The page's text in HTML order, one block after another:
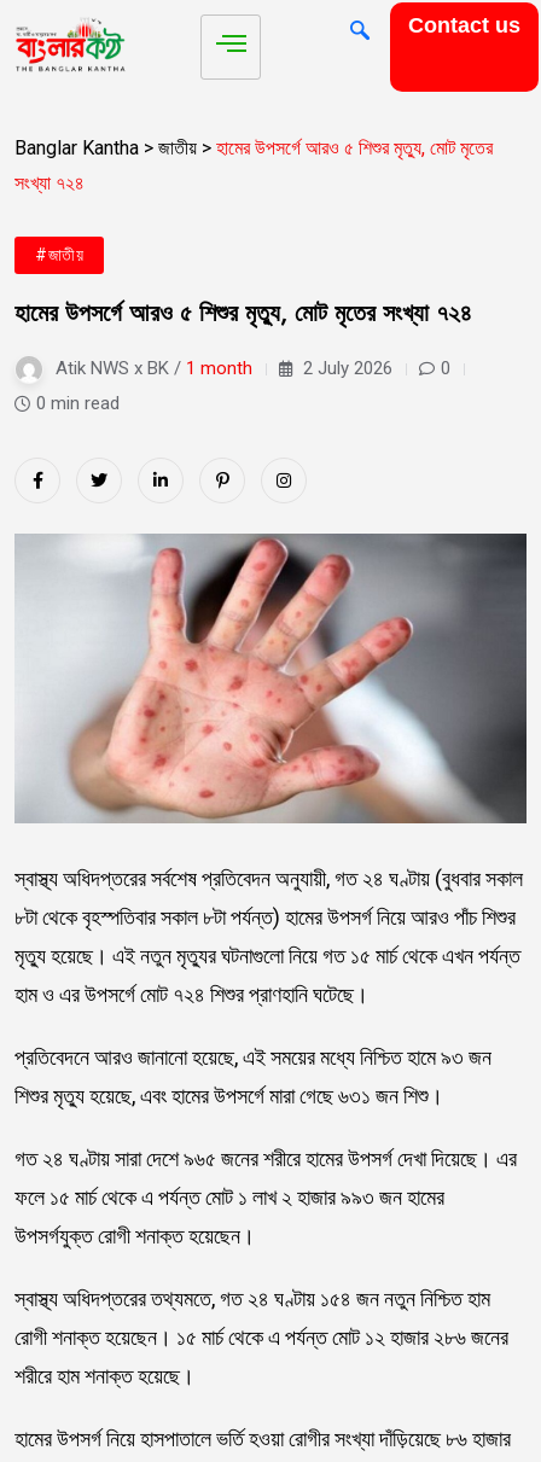
Contact us
Banglar Kantha > জাতীয় > হামের উপসর্গে আরও ৫ শিশুর মৃত্যু, মোট মৃতের
সংখ্যা ৭২৪
#জাতীয়
হামের উপসর্গে আরও ৫ শিশুর মৃত্যু, মোট মৃতের সংখ্যা ৭২৪
Atik NWS x BK / 1 month 2 July 2026
0
0 min read
স্বাস্থ্য অধিদপ্তরের সর্বশেষ প্রতিবেদন অনুযায়ী, গত ২৪ ঘণ্টায় (বুধবার সকাল
৮টা থেকে বৃহস্পতিবার সকাল ৮টা পর্যন্ত) হামের উপসর্গ নিয়ে আরও পাঁচ শিশুর
মৃত্যু হয়েছে। এই নতুন মৃত্যুর ঘটনাগুলো নিয়ে গত ১৫ মার্চ থেকে এখন পর্যন্ত
হাম ও এর উপসর্গে মোট ৭২৪ শিশুর প্রাণহানি ঘটেছে।
প্রতিবেদনে আরও জানানো হয়েছে, এই সময়ের মধ্যে নিশ্চিত হামে ৯৩ জন
শিশুর মৃত্যু হয়েছে, এবং হামের উপসর্গে মারা গেছে ৬৩১ জন শিশু।
গত ২৪ ঘণ্টায় সারা দেশে ৯৬৫ জনের শরীরে হামের উপসর্গ দেখা দিয়েছে। এর
ফলে ১৫ মার্চ থেকে এ পর্যন্ত মোট ১ লাখ ২ হাজার ৯৯৩ জন হামের
উপসর্গযুক্ত রোগী শনাক্ত হয়েছেন।
স্বাস্থ্য অধিদপ্তরের তথ্যমতে, গত ২৪ ঘণ্টায় ১৫৪ জন নতুন নিশ্চিত হাম
রোগী শনাক্ত হয়েছেন। ১৫ মার্চ থেকে এ পর্যন্ত মোট ১২ হাজার ২৮৬ জনের
শরীরে হাম শনাক্ত হয়েছে।
হামের উপসর্গ নিয়ে হাসপাতালে ভর্তি হওয়া রোগীর সংখ্যা দাঁড়িয়েছে ৮৬ হাজার